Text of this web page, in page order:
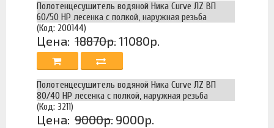
Полотенцесушитель водяной Ника Curve ЛZ ВП
60/50 НР лесенка с полкой, наружная резьба
(Код: 200144)
Цена: 18870р.11080р.
Полотенцесушитель водяной Ника Curve ЛZ ВП
80/40 НР лесенка с полкой, наружная резьба
(Код: 3211)
Цена: 9000р. 9000р.